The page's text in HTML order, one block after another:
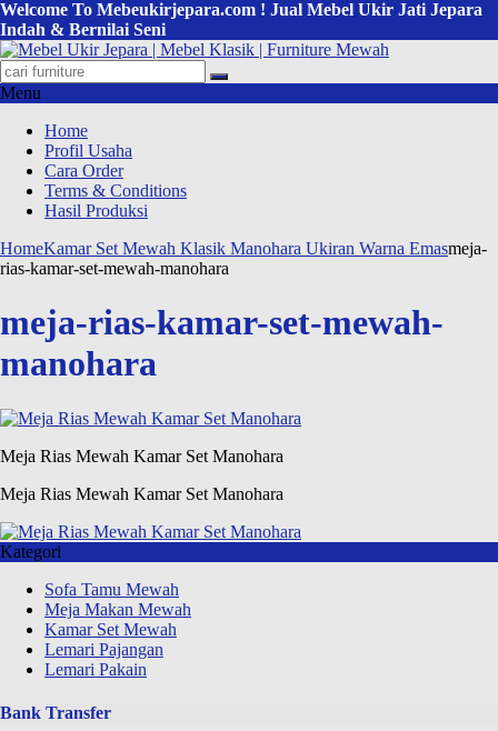
Welcome To Mebeukirjepara.com ! Jual Mebel Ukir Jati Jepara
Indah & Bernilai Seni
Menu
Home
Profil Usaha
Cara Order
Terms & Conditions
Hasil Produksi
HomeKamar Set Mewah Klasik Manohara Ukiran Warna Emasmeja-
rias-kamar-set-mewah-manohara
meja-rias-kamar-set-mewah-
manohara
Meja Rias Mewah Kamar Set Manohara
Meja Rias Mewah Kamar Set Manohara
Kategori
Sofa Tamu Mewah
Meja Makan Mewah
Kamar Set Mewah
Lemari Pajangan
Lemari Pakain
Bank Transfer